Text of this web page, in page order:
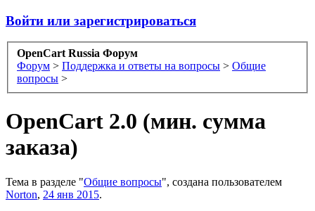
Войти или зарегистрироваться
OpenCart Russia Форум
Форум > Поддержка и ответы на вопросы > Общие
вопросы >
OpenCart 2.0 (мин. сумма
заказа)
Тема в разделе "Общие вопросы", создана пользователем
Norton, 24 янв 2015.